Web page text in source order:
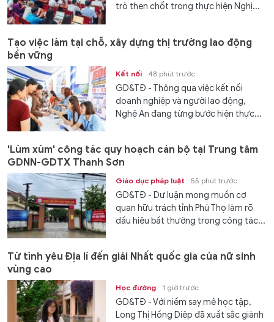
trò then chốt trong thực hiện Nghị...
Tạo việc làm tại chỗ, xây dựng thị trường lao động
bền vững
Kết nối 48 phút trước
GD&TĐ - Thông qua việc kết nối
doanh nghiệp và người lao động,
Nghệ An đang từng bước hiện thực...
'Lùm xùm' công tác quy hoạch cán bộ tại Trung tâm
GDNN-GDTX Thanh Sơn
Giáo dục pháp luật 55 phút trước
GD&TĐ - Dư luận mong muốn cơ
quan hữu trách tỉnh Phú Thọ làm rõ
dấu hiệu bất thường trong công tác...
Từ tình yêu Địa lí đến giải Nhất quốc gia của nữ sinh
vùng cao
Học đường 1 giờ trước
GD&TĐ - Với niềm say mê học tập,
Long Thị Hồng Diệp đã xuất sắc giành